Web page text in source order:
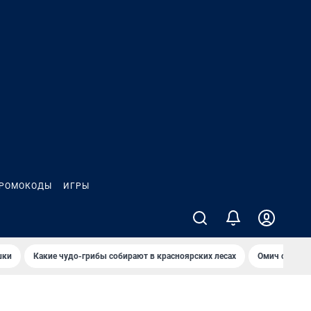
ИГРЫ
Какие чудо-грибы собирают в красноярских лесах Омич